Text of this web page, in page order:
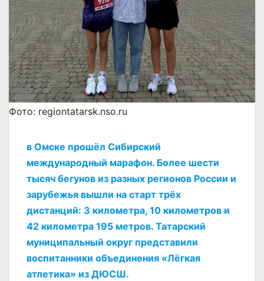
Фото: regiontatarsk.nso.ru
в Омске прошёл Сибирский
международный марафон. Более шести
тысяч бегунов из разных регионов России и
зарубежья вышли на старт трёх
дистанций: 3 километра, 10 километров и
42 километра 195 метров. Татарский
муниципальный округ представили
воспитанники объединения «Лёгкая
атлетика» из ДЮСШ.